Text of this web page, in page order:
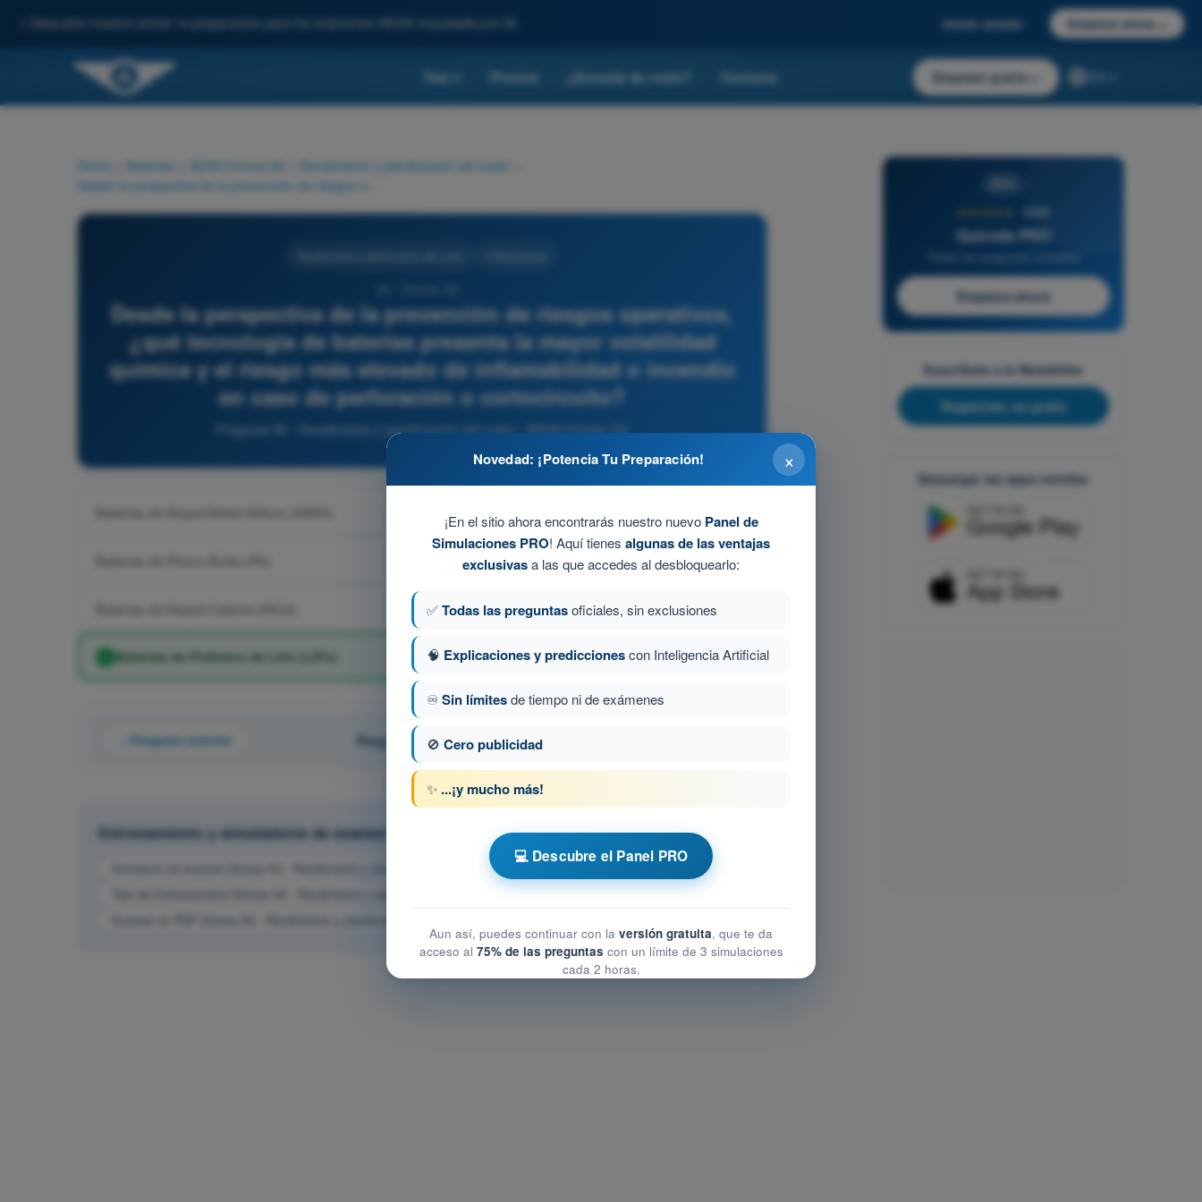
Descubre nuestro portal: tu preparación para los exámenes AESA impulsada por IA. Iniciar sesión Empieza ahora
Test Precios ¿Escuela de vuelo? Contacto Empezar gratis
Home Materias AESA Drones A2 Rendimiento y planificación del vuelo
Desde la perspectiva de la prevención de riesgos operativos,
¿qué tecnología de baterías presenta la mayor volatilidad
química y el riesgo más elevado de inflamabilidad o incendio
en caso de perforación o cortocircuito?
Pregunta 56 - Rendimiento y planificación del vuelo - AESA Drones A2
Baterías de Níquel-Metal Hidruro (NiMH)
Baterías de Plomo-Ácido (Pb)
Baterías de Níquel-Cadmio (NiCd)
Baterías de Polímero de Litio (LiPo)
Pregunta anterior Pregunta 56 de 255
Entrenamiento y simuladores de examen AESA Drones A2
4,6/5
Quizvds PRO
Empieza ahora
Suscríbete a la Newsletter
Regístrate, es gratis
Descargar las apps móviles
×
Novedad: ¡Potencia Tu Preparación!
¡En el sitio ahora encontrarás nuestro nuevo Panel de
Simulaciones PRO! Aquí tienes algunas de las ventajas
exclusivasa las que accedes al desbloquearlo:
✅Todas las preguntasoficiales, sin exclusiones
🧠 Explicaciones y prediccionescon Inteligencia Artificial
♾️Sin límitesde tiempo ni de exámenes
🚫 Cero publicidad
✨ ...¡y mucho más!
💻 Descubre el Panel PRO
Aun así, puedes continuar con la versión gratuita, que te da
acceso al 75% de las preguntas con un límite de 3 simulaciones
cada 2 horas.